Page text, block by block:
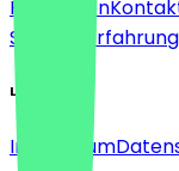
Für Firmen
Support
Legal
Impressum